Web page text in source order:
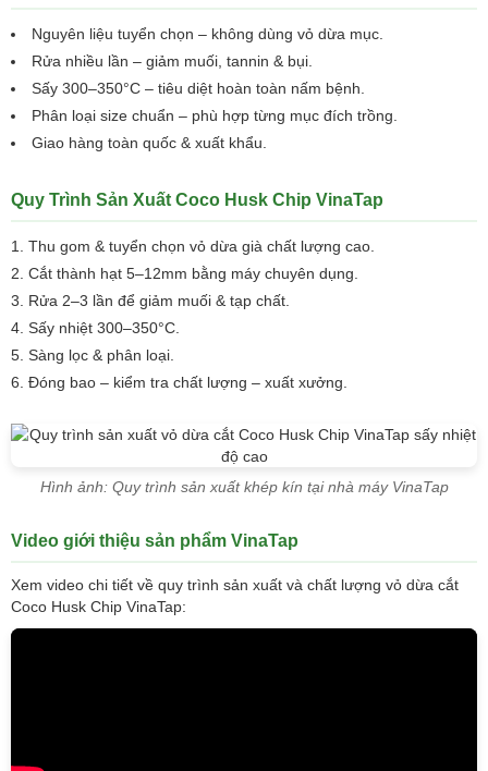
Nguyên liệu tuyển chọn – không dùng vỏ dừa mục.
Rửa nhiều lần – giảm muối, tannin & bụi.
Sấy 300–350°C – tiêu diệt hoàn toàn nấm bệnh.
Phân loại size chuẩn – phù hợp từng mục đích trồng.
Giao hàng toàn quốc & xuất khẩu.
Quy Trình Sản Xuất Coco Husk Chip VinaTap
Thu gom & tuyển chọn vỏ dừa già chất lượng cao.
Cắt thành hạt 5–12mm bằng máy chuyên dụng.
Rửa 2–3 lần để giảm muối & tạp chất.
Sấy nhiệt 300–350°C.
Sàng lọc & phân loại.
Đóng bao – kiểm tra chất lượng – xuất xưởng.
Hình ảnh: Quy trình sản xuất khép kín tại nhà máy VinaTap
Video giới thiệu sản phẩm VinaTap
Xem video chi tiết về quy trình sản xuất và chất lượng vỏ dừa cắt
Coco Husk Chip VinaTap: